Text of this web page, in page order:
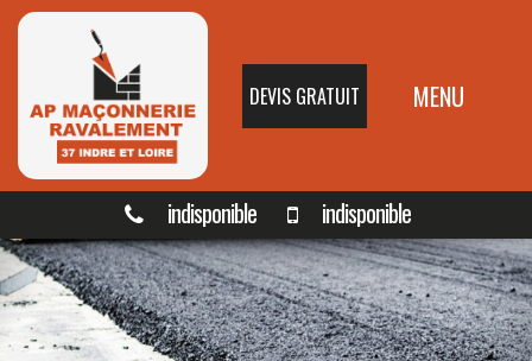
DEVIS GRATUIT MENU
indisponible indisponible